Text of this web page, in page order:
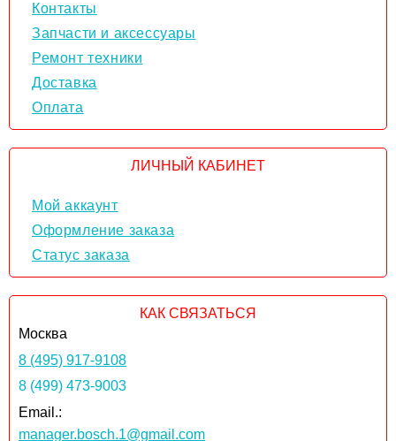
Контакты
Запчасти и аксессуары
Ремонт техники
Доставка
Оплата
ЛИЧНЫЙ КАБИНЕТ
Мой аккаунт
Оформление заказа
Статус заказа
КАК СВЯЗАТЬСЯ
Москва
8 (495) 917-9108
8 (499) 473-9003
Email.:
manager.bosch.1@gmail.com